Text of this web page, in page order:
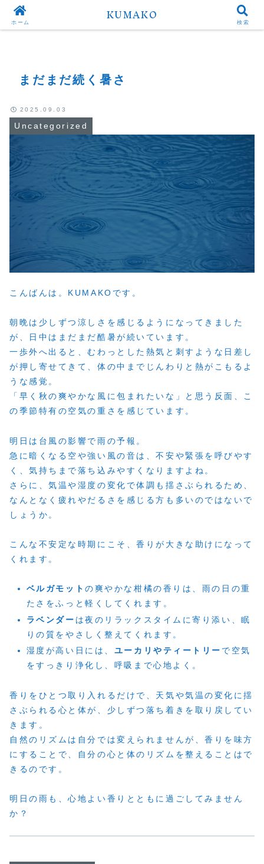
Uncategorized
まだまだ続く暑さ
Uncategorized
2025.09.03
こんばんは。KUMAKOです。
朝晩は少しずつ涼しさを感じるようになってきました
が、日中はまだまだ酷暑が続いています。
一歩外へ出ると、むわっとした熱気と刺すような日差し
が押し寄せてきて、体の中までじんわりと熱がこもるよ
うな感覚。
「早く秋の爽やかな風に包まれたいな」と思う反面、こ
の季節特有の空気の重さを感じています。
明日は台風の影響で雨の予報。
急に暗くなる空や強い風の音は、不安や緊張を呼びやす
く、気持ちまで落ち込みやすくなりますよね。
さらに、気温や湿度の変化で体調も揺さぶられるため、
なんとなく疲れやだるさを感じる方も多いのではないで
しょうか。
こんな不安定な時期にこそ、香りが大きな助けになって
くれます。
ベルガモットの爽やかな柑橘の香りは、雨の日の重
たさをふっと軽くしてくれます。
ラベンダー は夜のリラックスタイムに寄り添い、眠
りの質をやさしく整えてくれます。
湿度が高い日には、 ユーカリやティートリー で空気
をすっきり浄化し、呼吸まで心地よく。
香りをひとつ取り入れるだけで、天気や気温の変化に揺
さぶられる心と体が、少しずつ落ち着きを取り戻してい
きます。
自然のリズムは自分では変えられませんが、香りを味方
にすることで、自分の心と体のリズムを整えることはで
きるのです。
明日の雨も、心地よい香りとともに過ごしてみません
か？
ホーム KUMAKO 検索